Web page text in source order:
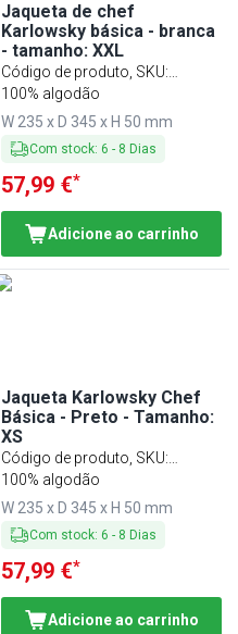
Jaqueta de chef
Karlowsky básica - branca
- tamanho: XXL
Código de produto, SKU:
KJBXXLK2W
100% algodão
W 235 x D 345 x H 50 mm
Com stock: 6 - 8 Dias
57,99 €*
Adicione ao carrinho
Jaqueta Karlowsky Chef
Básica - Preto - Tamanho:
XS
Código de produto, SKU:
KJBXSK2S
100% algodão
W 235 x D 345 x H 50 mm
Com stock: 6 - 8 Dias
57,99 €*
Adicione ao carrinho